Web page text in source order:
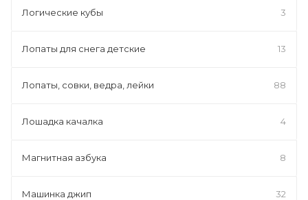
Логические кубы 3
Лопаты для снега детские 13
Лопаты, совки, ведра, лейки 88
Лошадка качалка 4
Магнитная азбука 8
Машинка джип 32